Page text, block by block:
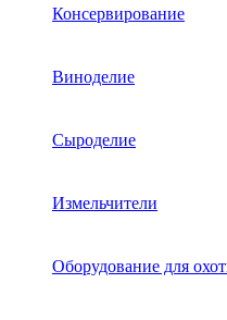
Консервирование
Виноделие
Сыроделие
Измельчители
Оборудование для